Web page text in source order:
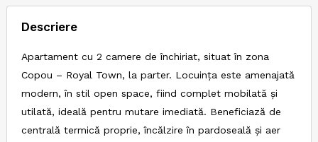
Descriere
Apartament cu 2 camere de închiriat, situat în zona
Copou – Royal Town, la parter. Locuința este amenajată
modern, în stil open space, fiind complet mobilată și
utilată, ideală pentru mutare imediată. Beneficiază de
centrală termică proprie, încălzire în pardoseală și aer